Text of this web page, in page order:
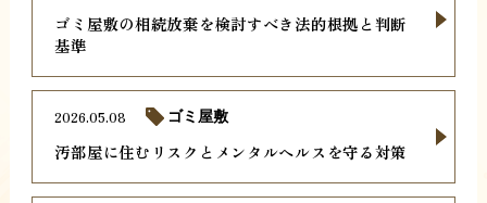
ゴミ屋敷の相続放棄を検討すべき法的根拠と判断
基準
汚部屋に住むリスクとメンタルヘルスを守る対策
2026.05.08 ゴミ屋敷